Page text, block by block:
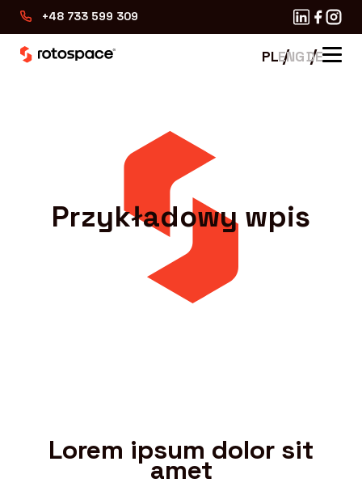
+48 733 599 309
Historia
Dlaczego My
Rotomoulding 2.0
Usługi
Dlaczego My
Przykładowy wpis
Lorem ipsum dolor sit
amet